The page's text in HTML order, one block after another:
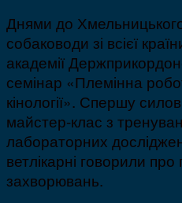
Днями до Хмельницького
собаководи зі всієї
академії
семінар «Племінна
кінології». Спершу
майстер-клас з
лабораторних
ветлікарні говорили
захворювань.